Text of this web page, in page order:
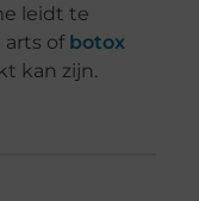
leidt te
arts of botox
kan zijn.